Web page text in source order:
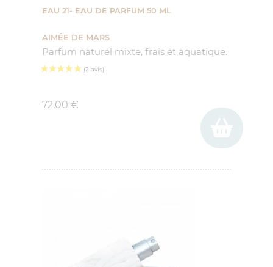
EAU 21- EAU DE PARFUM 50 ML
AIMÉE DE MARS
Parfum naturel mixte, frais et aquatique.
72,00 €